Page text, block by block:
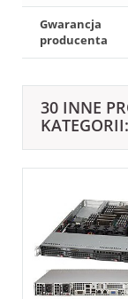
Gwarancja
producenta
30 INNE
KATEGORII: